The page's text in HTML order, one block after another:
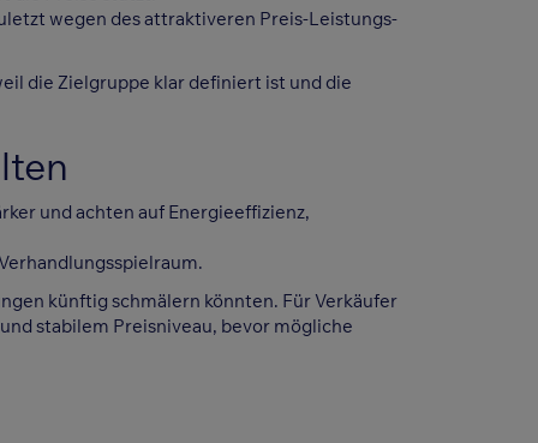
wegen des attraktiveren Preis-Leistungs-
die Zielgruppe klar definiert ist und die
und achten auf Energieeffizienz,
künftig schmälern könnten. Für Verkäufer
stabilem Preisniveau, bevor mögliche